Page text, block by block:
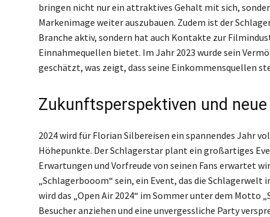
bringen nicht nur ein attraktives Gehalt mit sich,
Markenimage weiter auszubauen. Zudem ist der
Branche aktiv, sondern hat auch Kontakte zur
Einnahmequellen bietet. Im Jahr 2023 wurde sein
geschätzt, was zeigt, dass seine Einkommensquellen
Zukunftsperspektiven und
2024 wird für Florian Silbereisen ein spannendes Jahr
Höhepunkte. Der Schlagerstar plant ein großartiges
Erwartungen und Vorfreude von seinen Fans erwartet
„Schlagerbooom“ sein, ein Event, das die Schlagerwelt
wird das „Open Air 2024“ im Sommer unter dem Motto
Besucher anziehen und eine unvergessliche Party